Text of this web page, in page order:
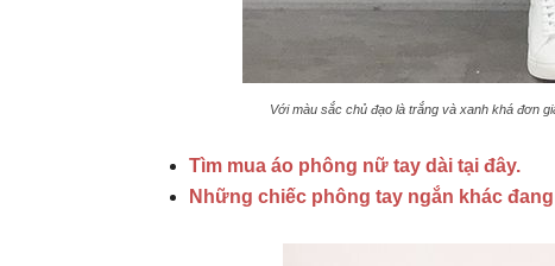
Với màu sắc chủ đạo là trắng và xanh khá đơn
Tìm mua áo phông nữ tay dài tại đây.
Những chiếc phông tay ngắn khác